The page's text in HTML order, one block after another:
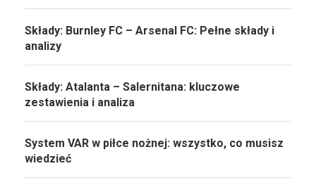
Składy: Burnley FC – Arsenal FC: Pełne składy i
analizy
Składy: Atalanta – Salernitana: kluczowe
zestawienia i analiza
System VAR w piłce nożnej: wszystko, co musisz
wiedzieć